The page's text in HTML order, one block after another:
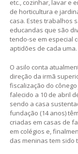
etc., cozinhar, lavar e
de horticultura e
casa. Estes trabalhos
educandas que são
tendo-se em especial
aptidões de cada uma.
O asilo conta
direção da irmã
fiscalização do
falecido a 10 de abril
sendo a casa
fundação (14 anos)
criadas em casas de
em colégios e,
das meninas tem sido